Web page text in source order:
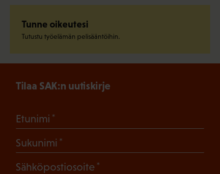
Tunne oikeutesi
Tutustu työelämän pelisääntöihin.
Tilaa SAK:n uutiskirje
Etunimi
Sukunimi
Sähköpostiosoite